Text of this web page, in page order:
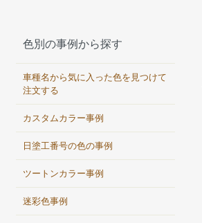
色別の事例から探す
車種名から気に入った色を見つけて
注文する
カスタムカラー事例
日塗工番号の色の事例
ツートンカラー事例
迷彩色事例